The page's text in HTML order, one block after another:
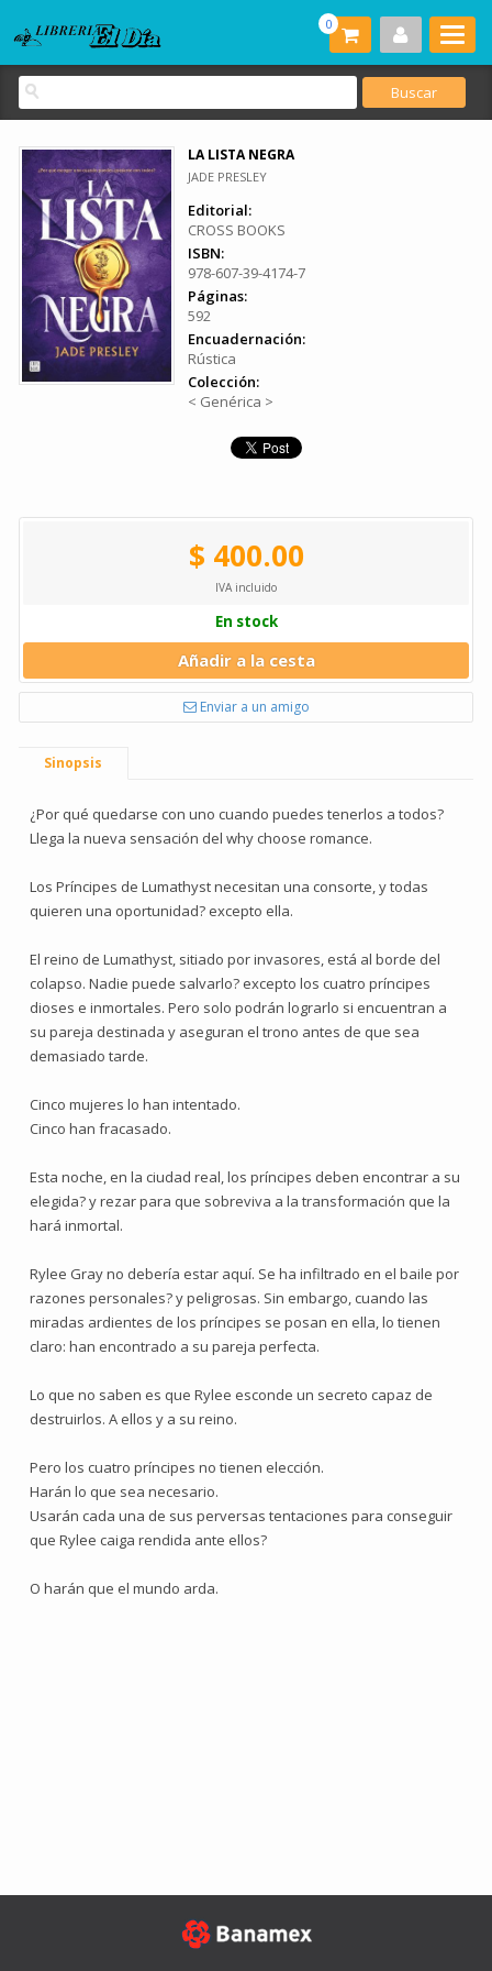
0
LA LISTA NEGRA
JADE PRESLEY
Editorial:
CROSS BOOKS
ISBN:
978-607-39-4174-7
Páginas:
592
Encuadernación:
Rústica
Colección:
< Genérica >
$ 400.00
IVA incluido
En stock
Añadir a la cesta
Enviar a un amigo
Sinopsis
¿Por qué quedarse con uno cuando puedes tenerlos a todos?
Llega la nueva sensación del why choose romance.
Los Príncipes de Lumathyst necesitan una consorte, y todas
quieren una oportunidad? excepto ella.
El reino de Lumathyst, sitiado por invasores, está al borde del
colapso. Nadie puede salvarlo? excepto los cuatro príncipes
dioses e inmortales. Pero solo podrán lograrlo si encuentran a
su pareja destinada y aseguran el trono antes de que sea
demasiado tarde.
Cinco mujeres lo han intentado.
Cinco han fracasado.
Esta noche, en la ciudad real, los príncipes deben encontrar a su
elegida? y rezar para que sobreviva a la transformación que la
hará inmortal.
Rylee Gray no debería estar aquí. Se ha infiltrado en el baile por
razones personales? y peligrosas. Sin embargo, cuando las
miradas ardientes de los príncipes se posan en ella, lo tienen
claro: han encontrado a su pareja perfecta.
Lo que no saben es que Rylee esconde un secreto capaz de
destruirlos. A ellos y a su reino.
Pero los cuatro príncipes no tienen elección.
Harán lo que sea necesario.
Usarán cada una de sus perversas tentaciones para conseguir
que Rylee caiga rendida ante ellos?
O harán que el mundo arda.